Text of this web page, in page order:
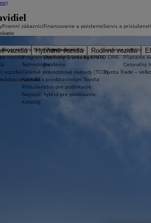
vozidlá Hybridné vozidlá Rodinné vozidlá
vozidla
vozidlá
vozidlá
Firemní zákazníci
Program pre firmy Toyota Business
Program pre firmy Toyota Business
Technológie
Celkové prevádzkové náklady (TCO)
Kontakt s predstaviteľom Toyota
Príslušenstvo pre podnikanie
Najlepší hybrid pre podnikanie
Katalóg
Financovanie a poistenie
Financovanie
Operatívny leasing KINTO ONE
Poistenie
Servis a
Sezónne ponuky
Připravte
Celoročný
Toyota Trade –